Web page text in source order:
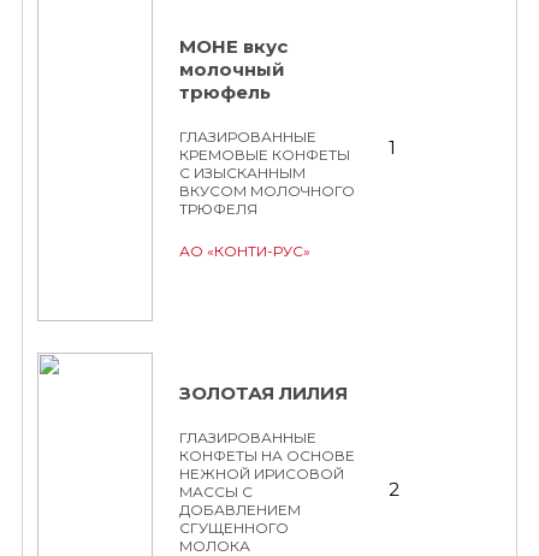
МОНЕ вкус
молочный
трюфель
ГЛАЗИРОВАННЫЕ
КРЕМОВЫЕ КОНФЕТЫ
С ИЗЫСКАННЫМ
ВКУСОМ МОЛОЧНОГО
ТРЮФЕЛЯ
АО «КОНТИ-РУС»
1
ЗОЛОТАЯ ЛИЛИЯ
ГЛАЗИРОВАННЫЕ
КОНФЕТЫ НА ОСНОВЕ
НЕЖНОЙ ИРИСОВОЙ
МАССЫ С
ДОБАВЛЕНИЕМ
СГУЩЕННОГО
МОЛОКА
2